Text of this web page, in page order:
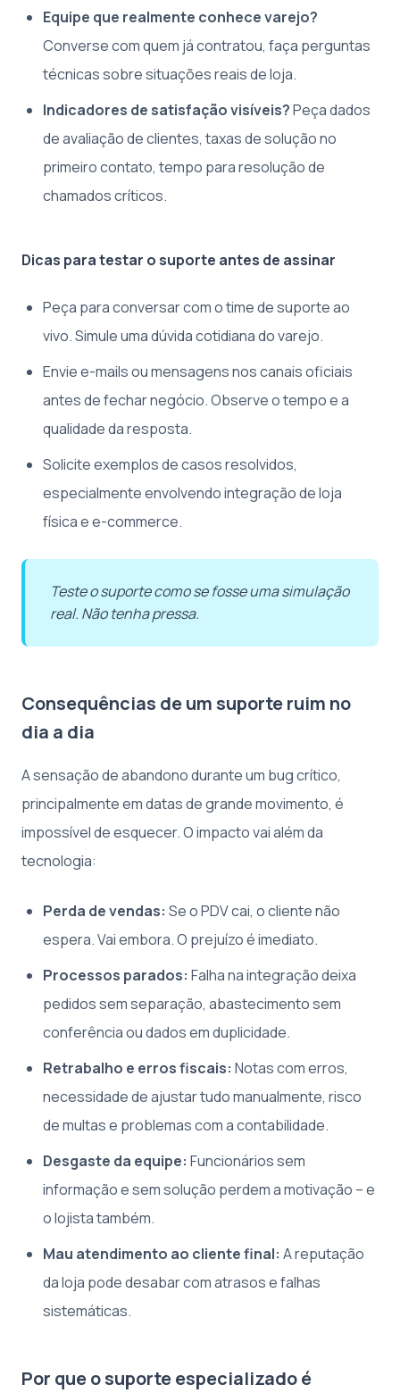
Equipe que realmente conhece varejo?
Converse com quem já contratou, faça perguntas
técnicas sobre situações reais de loja.
Indicadores de satisfação visíveis?Peça dados
de avaliação de clientes, taxas de solução no
primeiro contato, tempo para resolução de
chamados críticos.
Dicas para testar o suporte antes de assinar
Peça para conversar com o time de suporte ao
vivo. Simule uma dúvida cotidiana do varejo.
Envie e-mails ou mensagens nos canais oficiais
antes de fechar negócio. Observe o tempo e a
qualidade da resposta.
Solicite exemplos de casos resolvidos,
especialmente envolvendo integração de loja
física e e-commerce.
Teste o suporte como se fosse uma simulação
real. Não tenha pressa.
Consequências de um suporte ruim no
dia a dia
A sensação de abandono durante um bug crítico,
principalmente em datas de grande movimento, é
impossível de esquecer. O impacto vai além da
tecnologia:
Perda de vendas: Se o PDV cai, o cliente não
espera. Vai embora. O prejuízo é imediato.
Processos parados: Falha na integração deixa
pedidos sem separação, abastecimento sem
conferência ou dados em duplicidade.
Retrabalho e erros fiscais: Notas com erros,
necessidade de ajustar tudo manualmente, risco
de multas e problemas com a contabilidade.
Desgaste da equipe: Funcionários sem
informação e sem solução perdem a motivação – e
o lojista também.
Mau atendimento ao cliente final: A reputação
da loja pode desabar com atrasos e falhas
sistemáticas.
Por que o suporte especializado é